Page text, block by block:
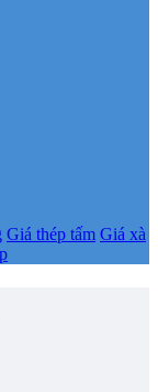
Giá thép tấm Giá xà